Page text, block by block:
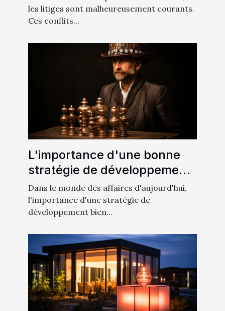
les litiges sont malheureusement courants.
Ces conflits...
L'importance d'une bonne
stratégie de développement
dans les affaires
Dans le monde des affaires d'aujourd'hui,
l'importance d'une stratégie de
développement bien...